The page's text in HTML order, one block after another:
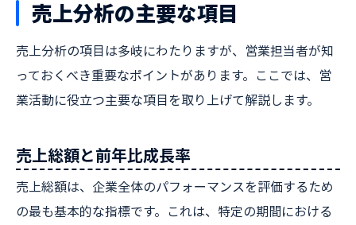
売上分析の主要な項目
売上分析の項目は多岐にわたりますが、営業担当者が知
っておくべき重要なポイントがあります。ここでは、営
業活動に役立つ主要な項目を取り上げて解説します。
売上総額と前年比成長率
売上総額は、企業全体のパフォーマンスを評価するため
の最も基本的な指標です。これは、特定の期間における